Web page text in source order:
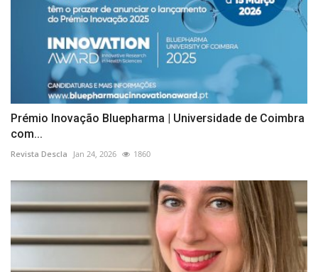
Prémio Inovação Bluepharma | Universidade de Coimbra
com...
Revista Descla Jan 24, 2026 1860